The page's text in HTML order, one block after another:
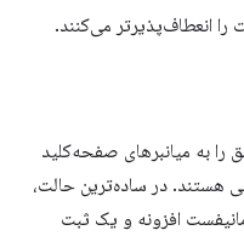
را به میانبرهای صفحه‌کلید
هستند. در ساده‌ترین حالت،
افزونه و یک ثبت